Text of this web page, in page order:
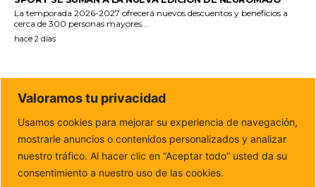
La temporada 2026-2027 ofrecerá nuevos descuentos y beneficios a
cerca de 300 personas mayores...
hace 2 días